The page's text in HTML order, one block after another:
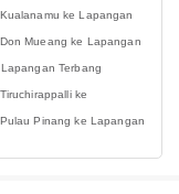
ke Lapangan
Mueang ke Lapangan
Terbang
ke
Pinang ke Lapangan